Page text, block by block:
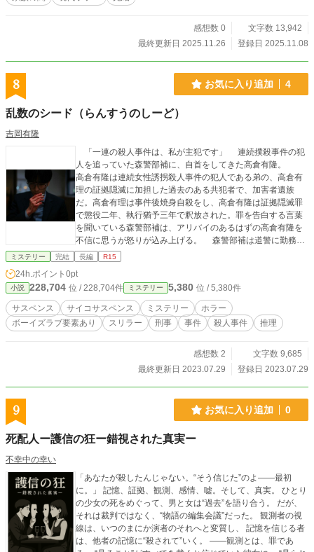
感想数 0
文字数 13,942
最終更新日 2025.11.26
登録日 2025.11.08
8 お気に入り追加 4
乱数のシード（らんすうのしーど）
吉岡有隆
「一連の殺人事件は、私が主犯です」 連続撲殺事件の犯
人を追っていた森警部補に、自首をしてきた高倉有隆。
高倉有隆は連続女性誘拐殺人事件の犯人である弟の、高倉有
理の証拠隠滅に加担した過去のある共犯者で、加害者遺族
だ。高倉有理は事件後焼身自殺をし、高倉有隆は証拠隠滅罪
で懲役二年、執行猶予三年で釈放された。罪を告白する言葉
を聞いている森警部補は、アリバイのあるはずの高倉有隆を
不信に思うが怒りが込み上げる。 森警部補は道警に勤務を
していた。ある日女性が通り魔に襲われ死亡しているとの通
様々な人間の視点から描かれる、絡み合う人間心理を描いた
サスペンス。 ※二重感嘆符の続編。単体でも読めるように作
成しました。 ※続編「バックオリフィス」アルファポリスに
アップしました。 ※この作品は犯罪描写を含みますが、犯罪
を助長する物ではございません。 ※ボーイズラブ描写ありま
ミステリー 完結 長編 R15
24h.ポイント 0pt
小説 228,704 位 / 228,704件 ミステリー 5,380 位 / 5,380件
サスペンス サイコサスペンス ミステリー
ホラー
ボーイズラブ要素あり
スリラー 刑事 事件 殺人事件 推理
感想数 2
文字数 9,685
最終更新日 2023.07.29
登録日 2023.07.29
9 お気に入り追加 0
死配人ー護信の狂ー錯視された真実ー
不幸中の幸い
「あなたが殺したんじゃない。“そう信じた”のよ——最初
に。」 記憶、証拠、観測、感情、嘘。そして、真実。 ひとり
の少女の死をめぐって、男と女は“過去”を語り合う。 だが、
それは裁判ではなく、“物語の編集会議”だった。 観測者の視
線は、いつのまにか演者のそれへと変質し、 記憶を信じる者
は、他者の記憶に“殺されて”いく。 ——観測とは、罪であ